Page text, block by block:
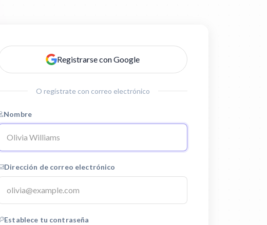
Registrarse con Google
O regístrate con correo electrónico
Nombre
Dirección de correo electrónico
Establece tu contraseña